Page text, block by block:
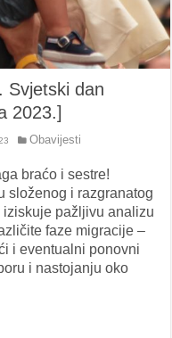
Svjetski dan
2023.]
Obavijesti
braćo i sestre!
složenog i razgranatog
pažljivu analizu
faze migracije –
i eventualni ponovni
i nastojanju oko